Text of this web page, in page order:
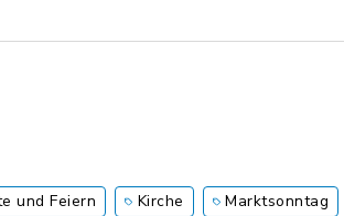
und Feiern Kirche Marktsonntag